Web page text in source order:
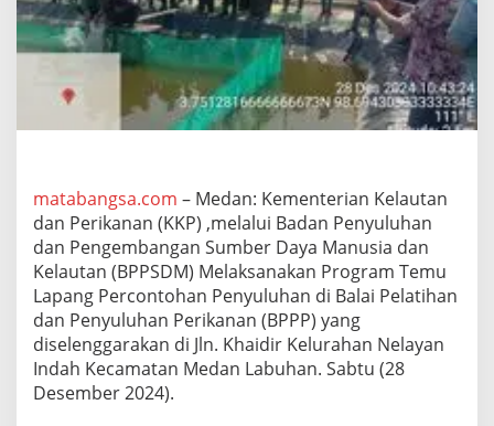
H
a
d
i
r
U
n
g
a
n
T
e
m
u
L
matabangsa.com – Medan: Kementerian Kelautan
dan Perikanan (KKP) ,melalui Badan Penyuluhan
dan Pengembangan Sumber Daya Manusia dan
Kelautan (BPPSDM) Melaksanakan Program Temu
Lapang Percontohan Penyuluhan di Balai Pelatihan
dan Penyuluhan Perikanan (BPPP) yang
diselenggarakan di Jln. Khaidir Kelurahan Nelayan
Indah Kecamatan Medan Labuhan. Sabtu (28
Desember 2024).